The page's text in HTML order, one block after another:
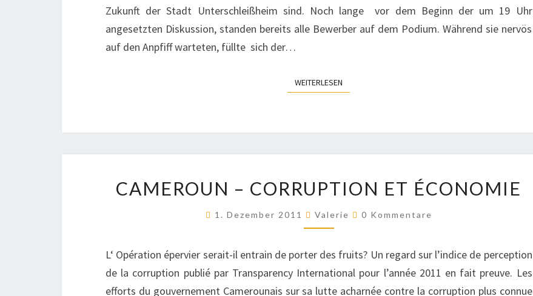
Zukunft der Stadt Unterschleißheim sind. Noch lange vor dem Beginn der um 19 Uhr
angesetzten Diskussion, standen bereits alle Bewerber auf dem Podium. Während sie nervös
auf den Anpfiff warteten, füllte sich der…
WEITERLESEN
–
CORRUPTION
ET
CAMEROUN – CORRUPTION ET ÉCONOMIE
1. Dezember 2011 Valerie Kommentare
0 Kommentare
L‘ Opération épervier serait-il entrain de porter des fruits? Un regard sur l’indice de perception
de la corruption publié par Transparency International pour l’année 2011 en fait preuve. Les
efforts du gouvernement Camerounais sur sa lutte acharnée contre la corruption plus connue